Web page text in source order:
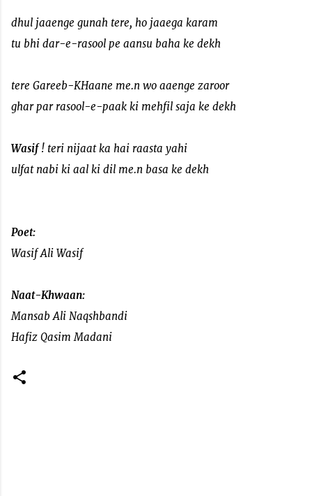
dhul jaaenge gunah tere, ho jaaega karam
tu bhi dar-e-rasool pe aansu baha ke dekh
tere Gareeb-KHaane me.n wo aaenge zaroor
ghar par rasool-e-paak ki mehfil saja ke dekh
Wasif! teri nijaat ka hai raasta yahi
ulfat nabi ki aal ki dil me.n basa ke dekh
Poet:
Wasif Ali Wasif
Naat-Khwaan:
Mansab Ali Naqshbandi
Hafiz Qasim Madani